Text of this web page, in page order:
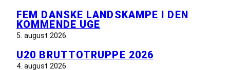
FEM DANSKE LANDSKAMPE I DEN
KOMMENDE UGE
5. august 2026
U20 BRUTTOTRUPPE 2026
4. august 2026